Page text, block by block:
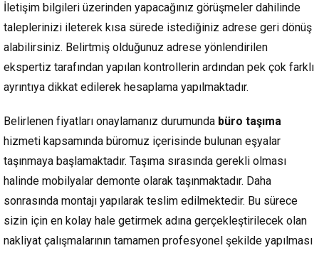
İletişim bilgileri üzerinden yapacağınız görüşmeler dahilinde
taleplerinizi ileterek kısa sürede istediğiniz adrese geri dönüş
alabilirsiniz. Belirtmiş olduğunuz adrese yönlendirilen
ekspertiz tarafından yapılan kontrollerin ardından pek çok farklı
ayrıntıya dikkat edilerek hesaplama yapılmaktadır.
Belirlenen fiyatları onaylamanız durumunda büro taşıma
hizmeti kapsamında büromuz içerisinde bulunan eşyalar
taşınmaya başlamaktadır. Taşıma sırasında gerekli olması
halinde mobilyalar demonte olarak taşınmaktadır. Daha
sonrasında montajı yapılarak teslim edilmektedir. Bu sürece
sizin için en kolay hale getirmek adına gerçekleştirilecek olan
nakliyat çalışmalarının tamamen profesyonel şekilde yapılması